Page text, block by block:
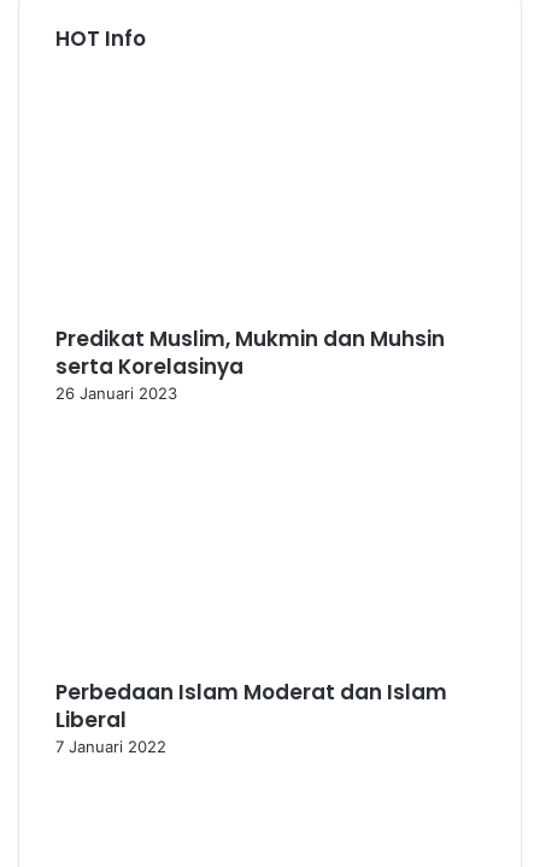
HOT Info
Predikat Muslim, Mukmin dan Muhsin
serta Korelasinya
26 Januari 2023
Perbedaan Islam Moderat dan Islam
Liberal
7 Januari 2022